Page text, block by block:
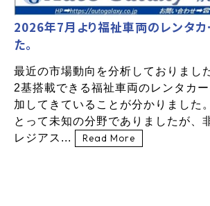
2026年7月より福祉車両のレンタカ
た。
最近の市場動向を分析しておりまし
2基搭載できる福祉車両のレンタカ
加してきていることが分かりました
とって未知の分野でありましたが、
レジアス...
Read More